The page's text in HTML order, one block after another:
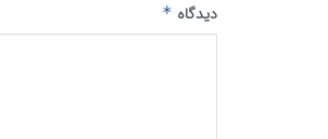
دیدگاه *